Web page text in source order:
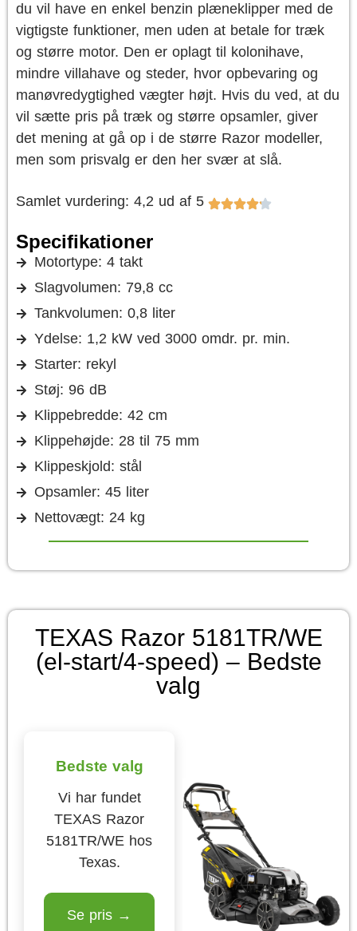
du vil have en enkel benzin plæneklipper med de
vigtigste funktioner, men uden at betale for træk
og større motor. Den er oplagt til kolonihave,
mindre villahave og steder, hvor opbevaring og
manøvredygtighed vægter højt. Hvis du ved, at du
vil sætte pris på træk og større opsamler, giver
det mening at gå op i de større Razor modeller,
men som prisvalg er den her svær at slå.
Samlet vurdering: 4,2 ud af 5
Specifikationer
Motortype: 4 takt
Slagvolumen: 79,8 cc
Tankvolumen: 0,8 liter
Ydelse: 1,2 kW ved 3000 omdr. pr. min.
Starter: rekyl
Støj: 96 dB
Klippebredde: 42 cm
Klippehøjde: 28 til 75 mm
Klippeskjold: stål
Opsamler: 45 liter
Nettovægt: 24 kg
TEXAS Razor 5181TR/WE
(el-start/4-speed) – Bedste
valg
Bedste valg
Vi har fundet
TEXAS Razor
5181TR/WE hos
Texas.
Se pris →